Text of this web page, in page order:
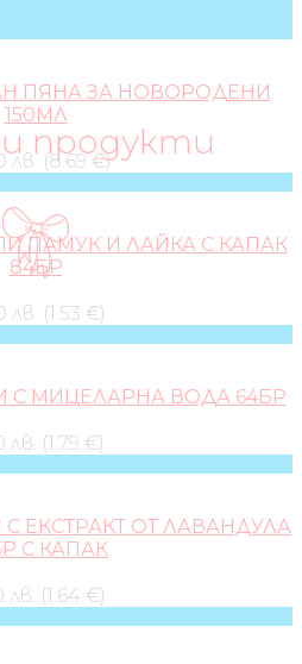
продукти
ПЯНА ЗА НОВОРОДЕНИ
150МЛ
лв. (8.69 €)
ПАМУК И ЛАЙКА С КАПАК
84БР
лв. (1.53 €)
С МИЦЕЛАРНА ВОДА 64БР
лв. (1.79 €)
ЕКСТРАКТ ОТ ЛАВАНДУЛА
С КАПАК
лв. (1.64 €)